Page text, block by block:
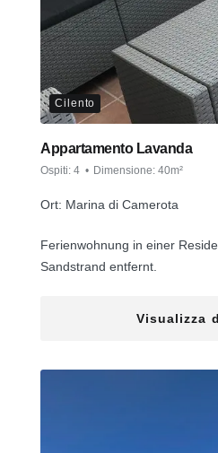
Cilento
Appartamento Lavanda
Ospiti: 4 Dimensione: 40m²
Ort: Marina di Camerota
Ferienwohnung in einer
Sandstrand entfernt.
Visualizza